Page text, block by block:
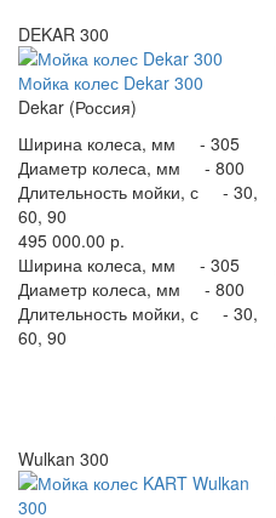
DEKAR 300
Мойка колес Dekar 300
Dekar (Россия)
Ширина колеса, мм - 305
Диаметр колеса, мм - 800
Длительность мойки, с - 30,
60, 90
495 000.00 р.
Ширина колеса, мм - 305
Диаметр колеса, мм - 800
Длительность мойки, с - 30,
60, 90
Wulkan 300